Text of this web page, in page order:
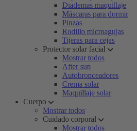
Diademas maquillaje
Máscaras para dormir
Pinzas
Rodillo microagujas
Tijeras para cejas
Protector solar facial
Mostrar todos
After sun
Autobronceadores
Crema solar
Maquillaje solar
Cuerpo
Mostrar todos
Cuidado corporal
Mostrar todos